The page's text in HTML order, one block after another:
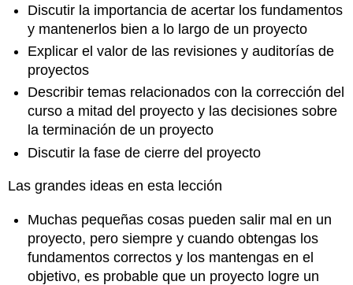
12.2
Auditoría:
bueno,
lo
malo,
feo
de
Checking
con
el
Equipo
El
Discutir la importancia de acertar los fundamentos
y mantenerlos bien a lo largo de un proyecto
Explicar el valor de las revisiones y auditorías de
proyectos
Describir temas relacionados con la corrección del
curso a mitad del proyecto y las decisiones sobre
la terminación de un proyecto
Discutir la fase de cierre del proyecto
Las grandes ideas en esta lección
Muchas pequeñas cosas pueden salir mal en un
proyecto, pero siempre y cuando obtengas los
fundamentos correctos y los mantengas en el
objetivo, es probable que un proyecto logre un